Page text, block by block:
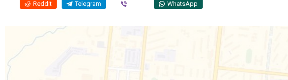
Reddit Telegram WhatsApp